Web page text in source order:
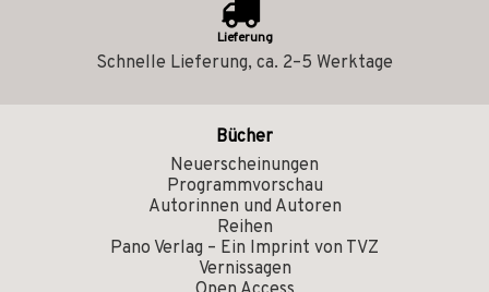
Lieferung
Schnelle Lieferung, ca. 2–5 Werktage
Bücher
Neuerscheinungen
Programmvorschau
Autorinnen und Autoren
Reihen
Pano Verlag – Ein Imprint von TVZ
Vernissagen